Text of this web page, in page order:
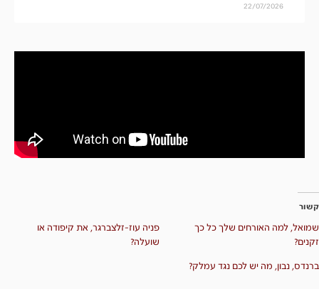
22/07/2026
קשור
שמואל, למה האורחים שלך כל כך
זקנים?
פניה עוז-זלצברגר, את קיפודה או
שועלה?
ברנדס, נבון, מה יש לכם נגד עמלק?